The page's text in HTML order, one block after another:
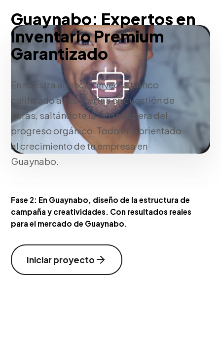
Guaynabo: Expertos en
Inventario Premium
Garantizado
En nuestra agencia, inyecta tráfico
calificado a tus ofertas en cuestión de
horas, saltándote la larga espera del
progreso orgánico. Todo ello orientado
al crecimiento de tu empresa en
Guaynabo.
Fase 2: En Guaynabo, diseño de la estructura de
campaña y creatividades. Con resultados reales
para el mercado de Guaynabo.
Iniciar proyecto